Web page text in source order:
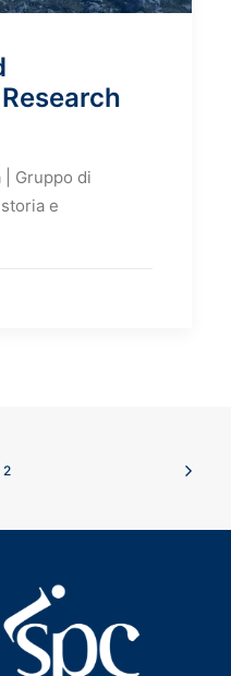
Gruppo di
e
2